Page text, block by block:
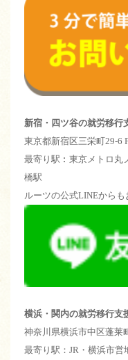
新宿・四ツ谷の就労移行
東京都新宿区三栄町29-6
最寄り駅︰東京メトロ丸
橋駅
ルーツの公式LINEからも
横浜・関内の就労移行支
神奈川県横浜市中区蓬莱
最寄り駅：JR・横浜市